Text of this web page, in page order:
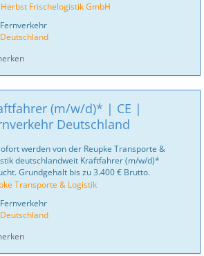
Herbst Frischelogistik GmbH
Fernverkehr
Deutschland
(m/w/d)* | CE |
Deutschland
werden von der Reupke Transporte &
deutschlandweit Kraftfahrer (m/w/d)*
Grundgehalt bis zu 3.400 € Brutto.
Transporte & Logistik
Fernverkehr
Deutschland